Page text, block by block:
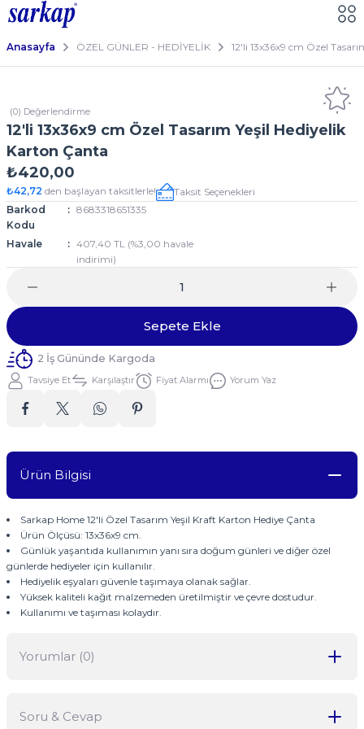
Anasayfa ÖZEL GÜNLER - HEDİYELİK 12'li 13x36x9 cm Özel
(0) Değerlendirme
12'li 13x36x9 cm Özel Tasarım Yeşil Hediyelik
Karton Çanta
₺420,00
₺42,72 den başlayan taksitlerle!
Taksit Seçenekleri
Barkod
Kodu
8683318651335
Havale
407,40 TL (%3,00 havale
indirimi)
Sepete Ekle
2 İş Gününde Kargoda
Tavsiye Et Karşılaştır Fiyat Alarmı Yorum Yaz
Ürün Bilgisi
Sarkap Home 12'li Özel Tasarım Yeşil Kraft Karton Hediye Çanta
Ürün Ölçüsü: 13x36x9 cm.
Günlük yaşantıda kullanımın yanı sıra doğum günleri ve diğer özel
günlerde hediyeler için kullanılır.
Hediyelik eşyaları güvenle taşımaya olanak sağlar.
Yüksek kaliteli kağıt malzemeden üretilmiştir ve çevre dostudur.
Kullanımı ve taşıması kolaydır.
Yorumlar (0)
Soru & Cevap